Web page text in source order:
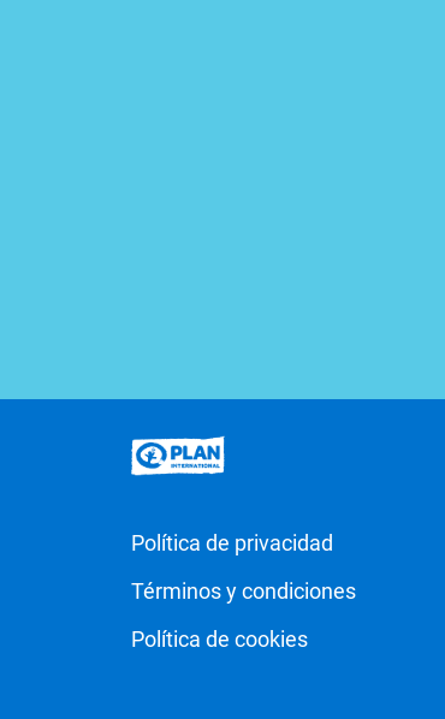
Política de privacidad
Términos y condiciones
Política de cookies